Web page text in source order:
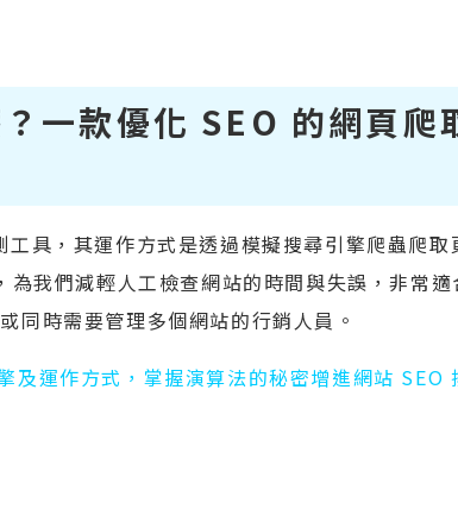
一款優化 SEO 的網頁爬
具，其運作方式是透過模擬搜尋引擎爬蟲爬取
我們減輕人工檢查網站的時間與失誤，非常適
同時需要管理多個網站的行銷人員。
及運作方式，掌握演算法的秘密增進網站 SEO